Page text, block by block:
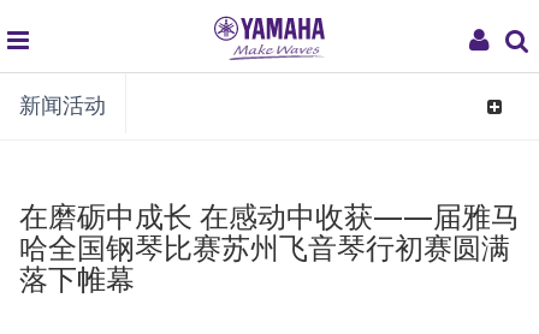
My
global
navigation
新闻活动
Toggle
在磨砺中成长 在感动中收获——届雅马
哈全国钢琴比赛苏州飞音琴行初赛圆满
落下帷幕